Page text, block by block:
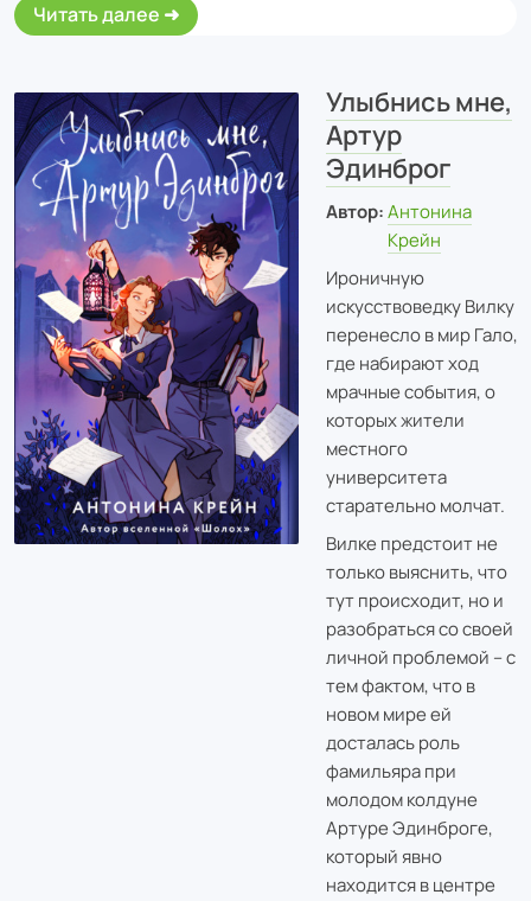
Читать далее
Улыбнись мне,
Артур
Эдинброг
Автор: Антонина
Крейн
Ироничную
искусствоведку Вилку
перенесло в мир Гало,
где набирают ход
мрачные события, о
которых жители
местного
университета
старательно молчат.
Вилке предстоит не
только выяснить, что
тут происходит, но и
разобраться со своей
личной проблемой – с
тем фактом, что в
новом мире ей
досталась роль
фамильяра при
молодом колдуне
Артуре Эдинброге,
который явно
находится в центре